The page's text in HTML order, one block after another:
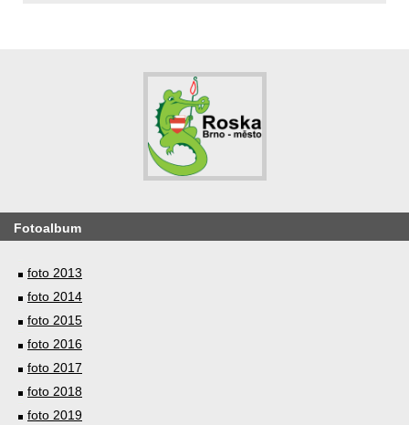
Fotoalbum
foto 2013
foto 2014
foto 2015
foto 2016
foto 2017
foto 2018
foto 2019